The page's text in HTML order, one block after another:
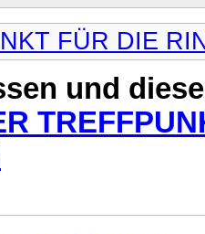
FÜR DIE
und